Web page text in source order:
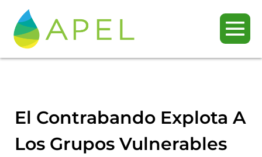
El Contrabando Explota A
Los Grupos Vulnerables